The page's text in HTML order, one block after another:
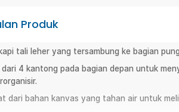
Toko Tangerang
Pick n Go Jakarta Barat
Senin -
Pick n Go Bekasi
Senin - Jumat
Produk
tali leher yang tersambung ke bagian
dari 4 kantong pada bagian depan untuk
dari bahan kanvas yang tahan air untuk